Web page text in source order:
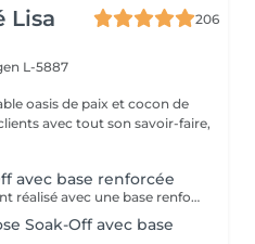
Lisa
206
L-5887
oasis de paix et cocon de
avec tout son savoir-faire,
avec base renforcée
Pose de vernis semi-permanent réalisé avec une base renforcée pour une meilleure tenue et une protection optimale de l'ongle.
Soak-Off avec base